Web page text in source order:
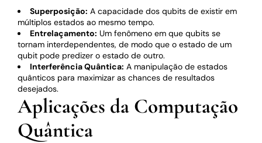
Superposição: A capacidade dos qubits de existir em
múltiplos estados ao mesmo tempo.
Entrelaçamento: Um fenômeno em que qubits se
tornam interdependentes, de modo que o estado de um
qubit pode predizer o estado de outro.
Interferência Quântica: A manipulação de estados
quânticos para maximizar as chances de resultados
desejados.
Aplicações da Computação
Quântica